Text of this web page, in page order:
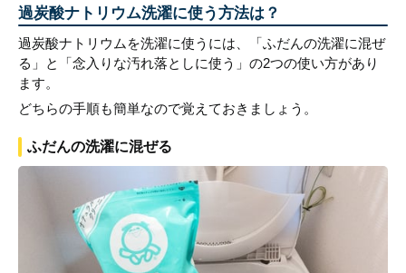
過炭酸ナトリウム洗濯に使う方法は？
過炭酸ナトリウムを洗濯に使うには、「ふだんの洗濯に混ぜ
る」と「念入りな汚れ落としに使う」の2つの使い方があり
ます。
どちらの手順も簡単なので覚えておきましょう。
ふだんの洗濯に混ぜる